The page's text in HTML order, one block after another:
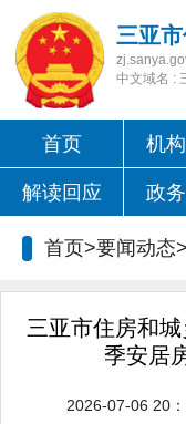
三亚
中文域名 :
首页 机
解读回应 政
首页>要闻动态>
三亚市住房和
季安居
2026-07-06 20